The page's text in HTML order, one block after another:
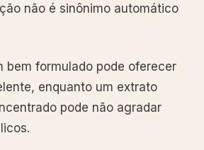
não é sinônimo automático
bem formulado pode oferecer
enquanto um extrato
pode não agradar